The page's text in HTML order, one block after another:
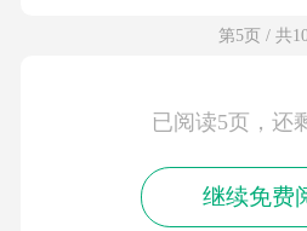
第5页 / 共
已阅读5页，还
继续免费